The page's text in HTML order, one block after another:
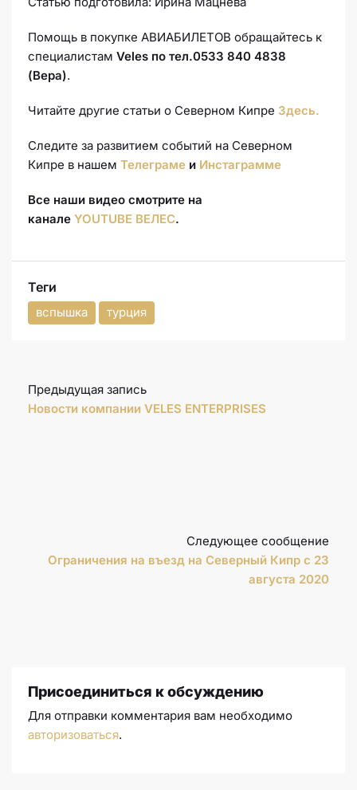
Помощь в покупке АВИАБИЛЕТОВ обращайтесь к
специалистам Veles по тел.0533 840 4838
(Вера).
Читайте другие статьи о Северном Кипре Здесь.
Следите за развитием событий на Северном
Кипре в нашем Телеграме и Инстаграмме
Все наши видео смотрите на
канале YOUTUBE ВЕЛЕС.
Теги
вспышка турция
Предыдущая запись
Новости компании VELES ENTERPRISES
Следующее сообщение
Ограничения на въезд на Северный Кипр с 23
августа 2020
Присоединиться к обсуждению
Для отправки комментария вам необходимо
авторизоваться.